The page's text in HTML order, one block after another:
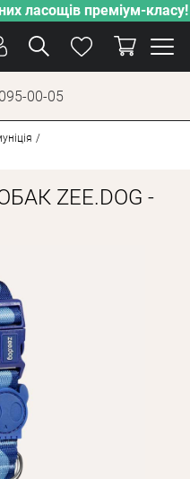
ласощів преміум-класу!
00-05
ZEE.DOG -